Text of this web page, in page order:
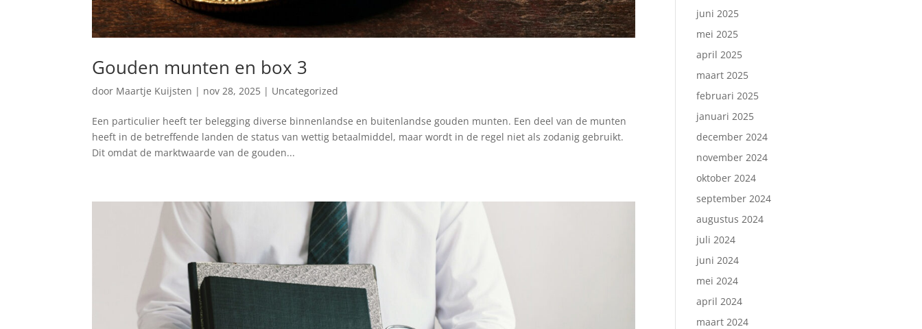
Gouden munten en box 3
door Maartje Kuijsten | nov 28, 2025 | Uncategorized
Een particulier heeft ter belegging diverse binnenlandse en buitenlandse gouden munten. Een deel van de munten
heeft in de betreffende landen de status van wettig betaalmiddel, maar wordt in de regel niet als zodanig gebruikt.
Dit omdat de marktwaarde van de gouden...
juni 2025
mei 2025
april 2025
maart 2025
februari 2025
januari 2025
december 2024
november 2024
oktober 2024
september 2024
augustus 2024
juli 2024
juni 2024
mei 2024
april 2024
maart 2024